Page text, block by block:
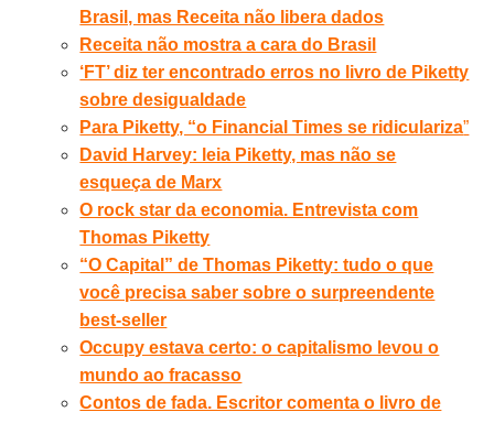
Brasil, mas Receita não libera dados
Receita não mostra a cara do Brasil
‘FT’ diz ter encontrado erros no livro de Piketty
sobre desigualdade
Para Piketty, “o Financial Times se ridiculariza”
David Harvey: leia Piketty, mas não se
esqueça de Marx
O rock star da economia. Entrevista com
Thomas Piketty
“O Capital” de Thomas Piketty: tudo o que
você precisa saber sobre o surpreendente
best-seller
Occupy estava certo: o capitalismo levou o
mundo ao fracasso
Contos de fada. Escritor comenta o livro de